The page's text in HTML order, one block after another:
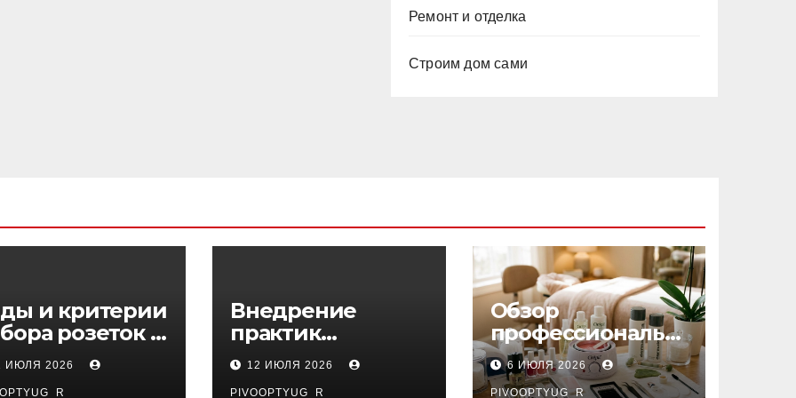
Ремонт и отделка
Строим дом сами
и критерии
розеток и
ИЮЛЯ 2026
Внедрение
практик
управляемого
DevOps в
12 ИЮЛЯ 2026
PIVOOPTYUG_R
Обзор
профессиональн
ых материалов и
инструментов
6 ИЮЛЯ 2026
PIVOOPTYUG_R